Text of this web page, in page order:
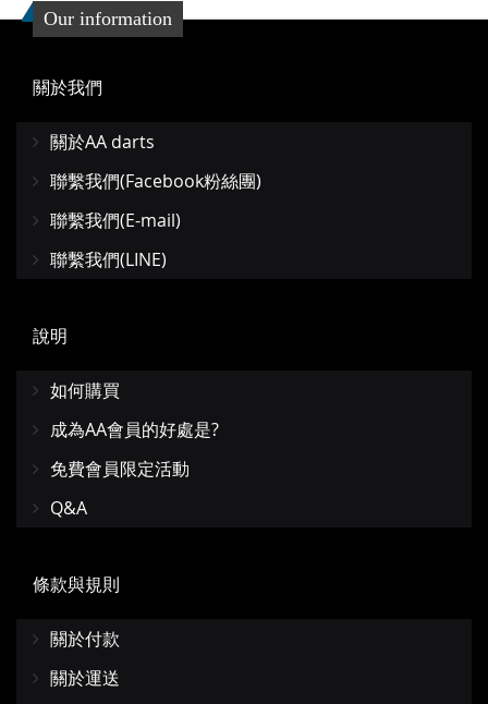
Our information
關於我們
關於AA darts
聯繫我們(Facebook粉絲團)
聯繫我們(E-mail)
聯繫我們(LINE)
說明
如何購買
成為AA會員的好處是?
免費會員限定活動
Q&A
條款與規則
關於付款
關於運送